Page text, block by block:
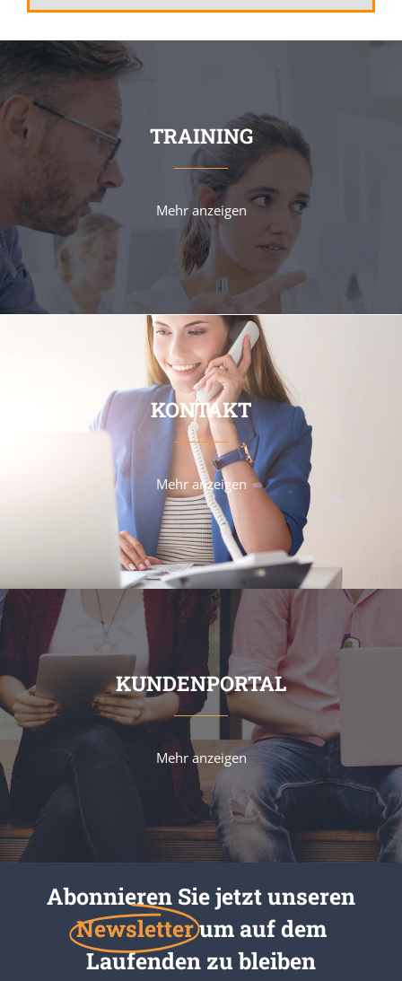
TRAINING
Mehr anzeigen
KONTAKT
Mehr anzeigen
KUNDENPORTAL
Mehr anzeigen
Abonnieren Sie jetzt unseren
Newsletterum auf dem
Laufenden zu bleiben